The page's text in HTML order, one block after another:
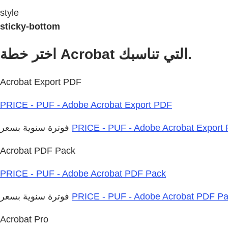
style
sticky-bottom
اختر خطة Acrobat التي تناسبك.
Acrobat Export PDF
PRICE - PUF - Adobe Acrobat Export PDF
PRICE - PUF - Adobe Acrobat Export
Acrobat PDF Pack
PRICE - PUF - Adobe Acrobat PDF Pack
PRICE - PUF - Adobe Acrobat PDF
Acrobat Pro